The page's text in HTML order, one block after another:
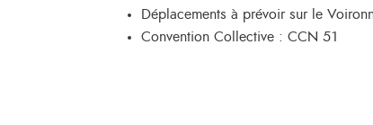
Déplacements à prévoir sur le
Convention Collective : CCN 51